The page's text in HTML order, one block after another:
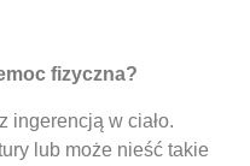
fizyczna?
ingerencją w ciało.
lub może nieść takie